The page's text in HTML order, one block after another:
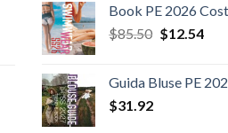
Book PE 2026
$85.50 Il
era:
$12.54Il
è:
Guida Bluse PE
$31.92